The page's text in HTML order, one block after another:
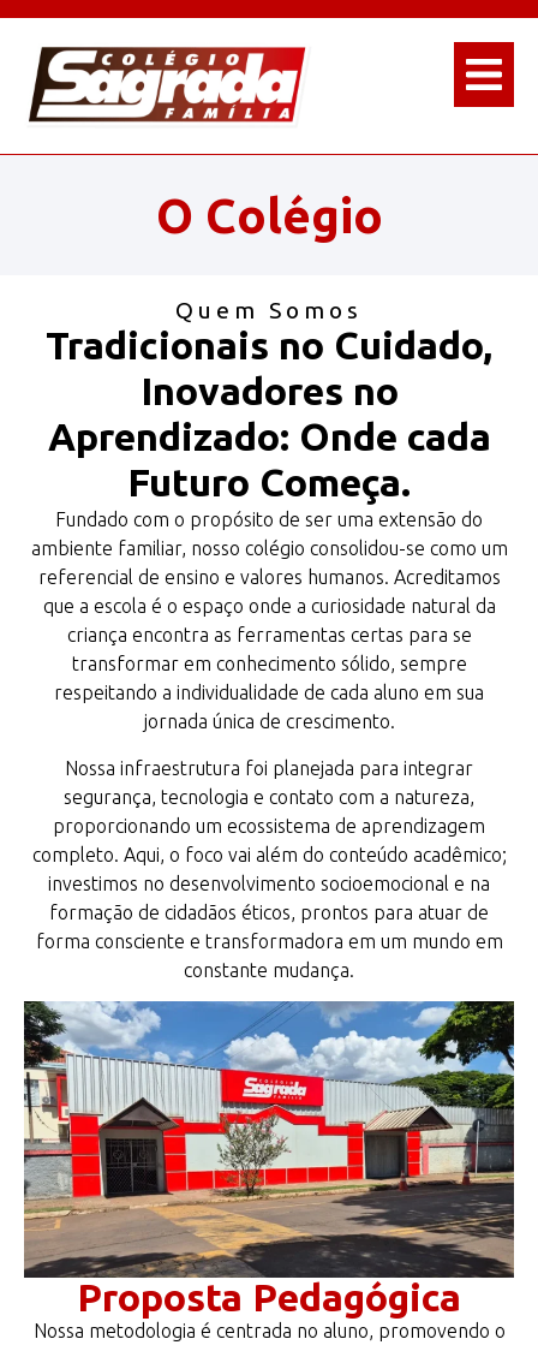
O Colégio
Quem Somos
Tradicionais no Cuidado,
Inovadores no
Aprendizado: Onde cada
Futuro Começa.
Fundado com o propósito de ser uma extensão do
ambiente familiar, nosso colégio consolidou-se como um
referencial de ensino e valores humanos. Acreditamos
que a escola é o espaço onde a curiosidade natural da
criança encontra as ferramentas certas para se
transformar em conhecimento sólido, sempre
respeitando a individualidade de cada aluno em sua
jornada única de crescimento.
Nossa infraestrutura foi planejada para integrar
segurança, tecnologia e contato com a natureza,
proporcionando um ecossistema de aprendizagem
completo. Aqui, o foco vai além do conteúdo acadêmico;
investimos no desenvolvimento socioemocional e na
formação de cidadãos éticos, prontos para atuar de
forma consciente e transformadora em um mundo em
constante mudança.
Proposta Pedagógica
Nossa metodologia é centrada no aluno, promovendo o